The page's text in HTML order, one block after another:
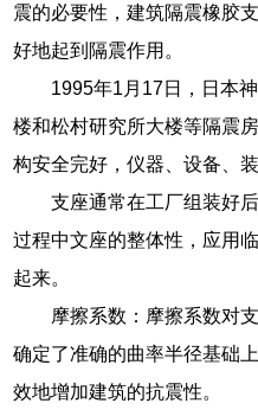
震的必要性，建筑隔震橡胶
好地起到隔震作用。
1995年1月17日，日本
楼和松村研究所大楼等隔震
构安全完好，仪器、设备、
支座通常在工厂组装好
过程中文座的整体性，应用
起来。
摩擦系数：摩擦系数对
确定了准确的曲率半径基础
效地增加建筑的抗震性。